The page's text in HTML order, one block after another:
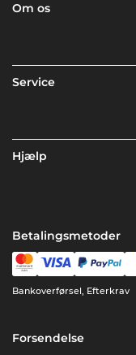
Om os
Service
Hjælp
Betalingsmetoder
Bankoverførsel, Efterkrav
Forsendelse